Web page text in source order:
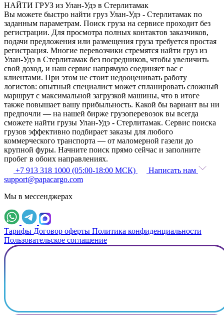
НАЙТИ ГРУЗ из Улан-Удэ в Стерлитамак
Вы можете быстро найти груз Улан-Удэ - Стерлитамак по
заданным параметрам. Поиск груза на сервисе проходит без
регистрации. Для просмотра полных контактов заказчиков,
подачи предложения или размещения груза требуется простая
регистрация. Многие перевозчики стремятся найти груз из
Улан-Удэ в Стерлитамак без посредников, чтобы увеличить
свой доход, и наш сервис напрямую соединяет вас с
клиентами. При этом не стоит недооценивать работу
логистов: опытный специалист может спланировать сложный
маршрут с максимальной загрузкой машины, что в итоге
также повышает вашу прибыльность. Какой бы вариант вы ни
предпочли — на нашей бирже грузоперевозок вы всегда
сможете найти грузы Улан-Удэ - Стерлитамак. Сервис поиска
грузов эффективно подбирает заказы для любого
коммерческого транспорта — от маломерной газели до
крупной фуры. Начните поиск прямо сейчас и заполните
пробег в обоих направлениях.
+7 913 318 1000 (05:00-18:00 МСК)
Написать нам
support@papacargo.com
Мы в мессенджерах
Тарифы Договор оферты Политика конфиденциальности
Пользовательское соглашение